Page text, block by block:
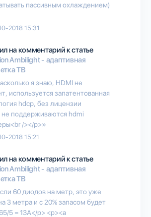
пассивным охлаждением)
2018 15:31
на комментарий к статье
Ambilight - адаптивная
ТВ
я знаю, HDMI не
используется запатентованная
hdcp, без лицензии
не поддерживаются hdmi
/></p>»
2018 15:21
на комментарий к статье
Ambilight - адаптивная
ТВ
60 диодов на метр, это уже
3 метра и с 20% запасом будет
5 = 13А</p> <p><a